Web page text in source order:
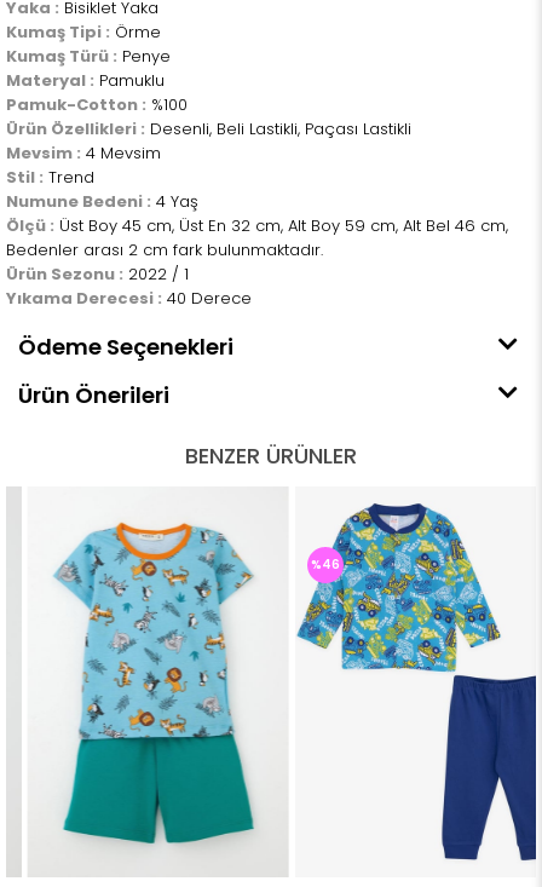
Yaka : Bisiklet Yaka
Kumaş Tipi : Örme
Kumaş Türü : Penye
Materyal : Pamuklu
Pamuk-Cotton : %100
Ürün Özellikleri : Desenli, Beli Lastikli, Paçası Lastikli
Mevsim : 4 Mevsim
Stil : Trend
Numune Bedeni : 4 Yaş
Ölçü : Üst Boy 45 cm, Üst En 32 cm, Alt Boy 59 cm, Alt Bel 46 cm,
Bedenler arası 2 cm fark bulunmaktadır.
Ürün Sezonu : 2022 / 1
Yıkama Derecesi : 40 Derece
Ödeme Seçenekleri
Ürün Önerileri
BENZER ÜRÜNLER
%46